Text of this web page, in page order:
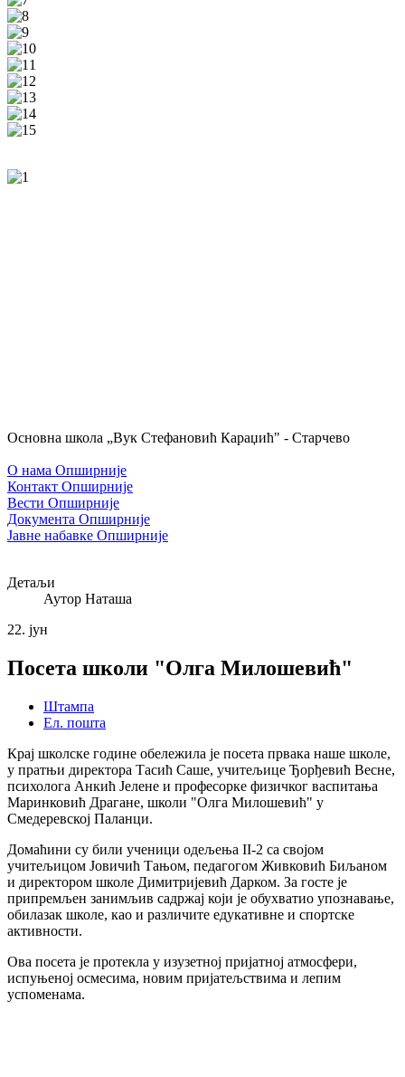
Основна школа „Вук Стефановић Караџић" - Старчево
О нама Опширније
Контакт Опширније
Вести Опширније
Документа Опширније
Јавне набавке Опширније
Детаљи
Аутор Наташа
22. јун
Посета школи "Олга Милошевић"
Штампа
Ел. пошта
Крај школске године обележила је посета првака наше школе,
у пратњи директора Тасић Саше, учитељице Ђорђевић Весне,
психолога Анкић Јелене и професорке физичког васпитања
Маринковић Драгане, школи "Олга Милошевић" у
Смедеревској Паланци.
Домаћини су били ученици одељења II-2 са својом
учитељицом Јовичић Тањом, педагогом Живковић Биљаном
и директором школе Димитријевић Дарком. За госте је
припремљен занимљив садржај који је обухватио упознавање,
обилазак школе, као и различите едукативне и спортске
активности.
Ова посета је протекла у изузетној пријатној атмосфери,
испуњеној осмесима, новим пријатељствима и лепим
успоменама.